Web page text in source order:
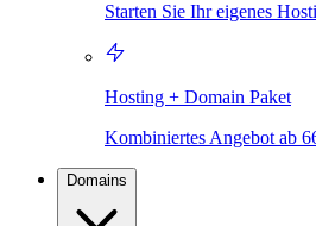
Starten Sie Ihr eigenes
Hosting + Domain Paket
Kombiniertes Angebot ab
Domains